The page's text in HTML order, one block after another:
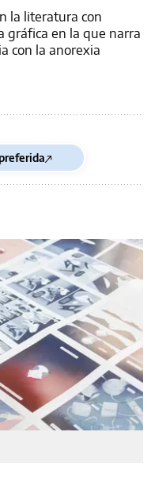
la literatura con
gráfica en la que narra
con la anorexia